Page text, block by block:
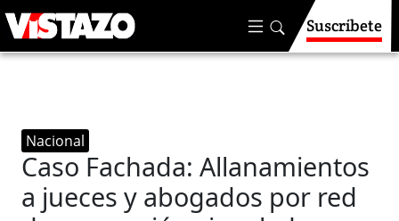
Suscríbete
Nacional
Caso Fachada: Allanamientos
a jueces y abogados por red